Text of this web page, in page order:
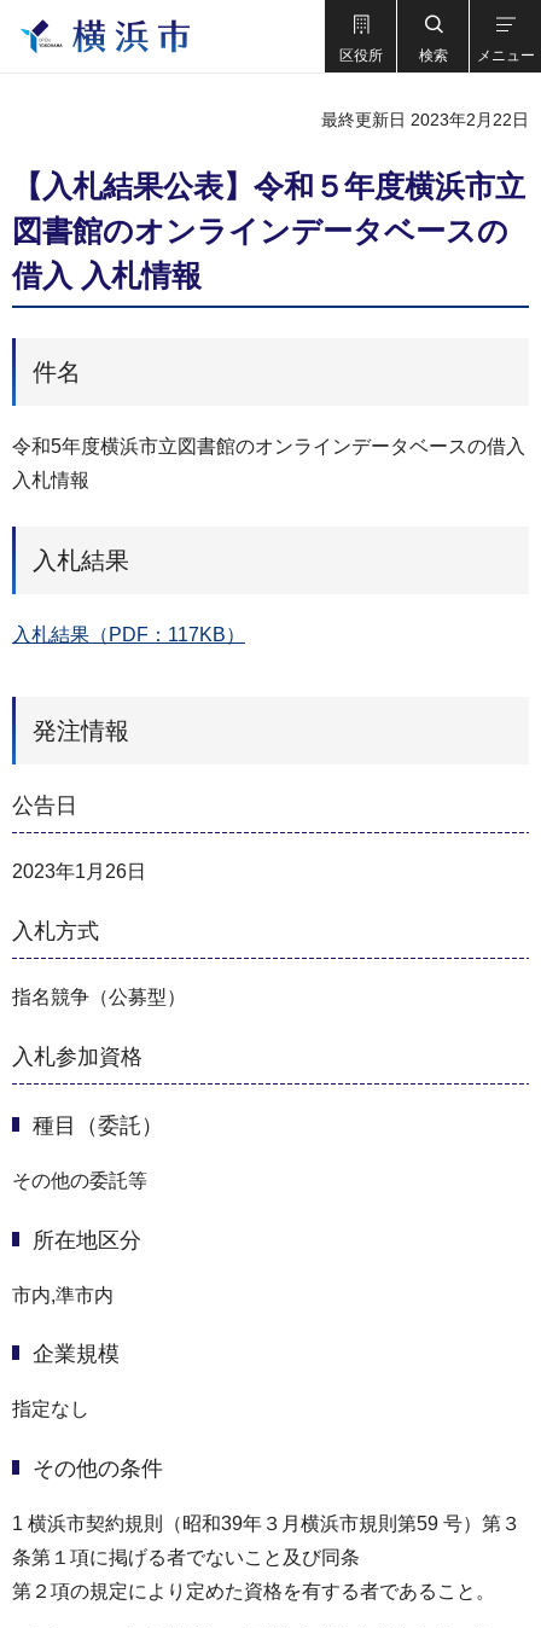
区役所 検索 メニュー
最終更新日 2023年2月22日
【入札結果公表】令和５年度横浜市立
図書館のオンラインデータベースの
借入 入札情報
件名
令和5年度横浜市立図書館のオンラインデータベースの借入
入札情報
入札結果
入札結果（PDF：117KB）
発注情報
公告日
2023年1月26日
入札方式
指名競争（公募型）
入札参加資格
種目（委託）
その他の委託等
所在地区分
市内,準市内
企業規模
指定なし
その他の条件
1 横浜市契約規則（昭和39年３月横浜市規則第59 号）第３
条第１項に掲げる者でないこと及び同条
第２項の規定により定めた資格を有する者であること。